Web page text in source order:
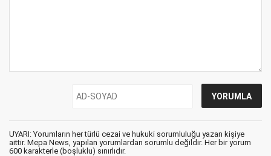
UYARI: Yorumların her türlü cezai ve hukuki sorumluluğu yazan kişiye
aittir. Mepa News, yapılan yorumlardan sorumlu değildir. Her bir yorum
600 karakterle (boşluklu) sınırlıdır.